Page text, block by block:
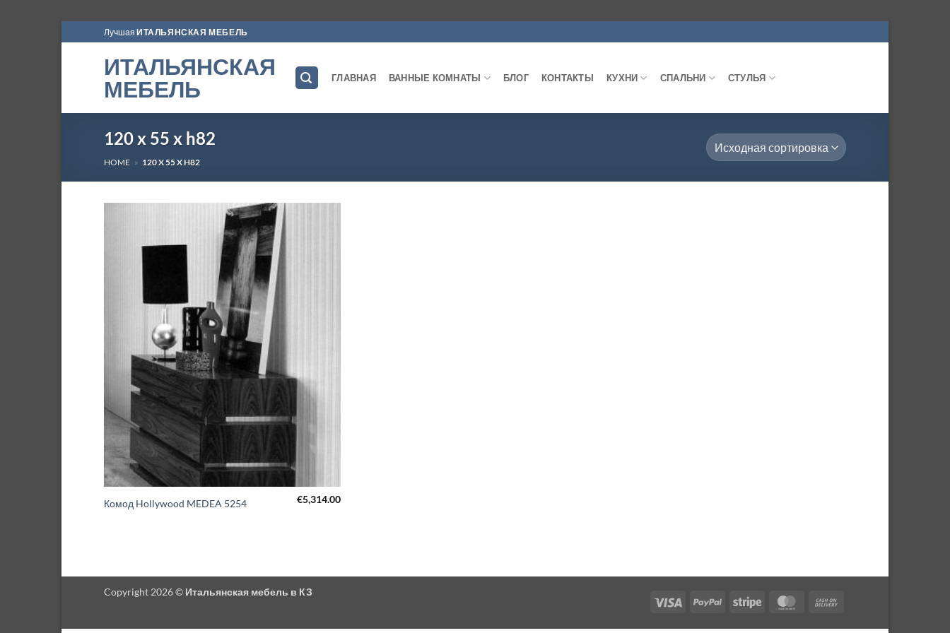
to
Лучшая ИТАЛЬЯНСКАЯ МЕБЕЛЬ
ИТАЛЬЯНСКАЯ
МЕБЕЛЬ
ГЛАВНАЯ ВАННЫЕ КОМНАТЫ БЛОГ КОНТАКТЫ КУХНИ СПАЛЬНИ СТУЛЬЯ
120 x 55 x h82
HOME » 120 X 55 X H82
Комод Hollywood MEDEA 5254 €5,314.00
Visa PayPal Stripe MasterCard
Copyright 2026 © Итальянская мебель в КЗ